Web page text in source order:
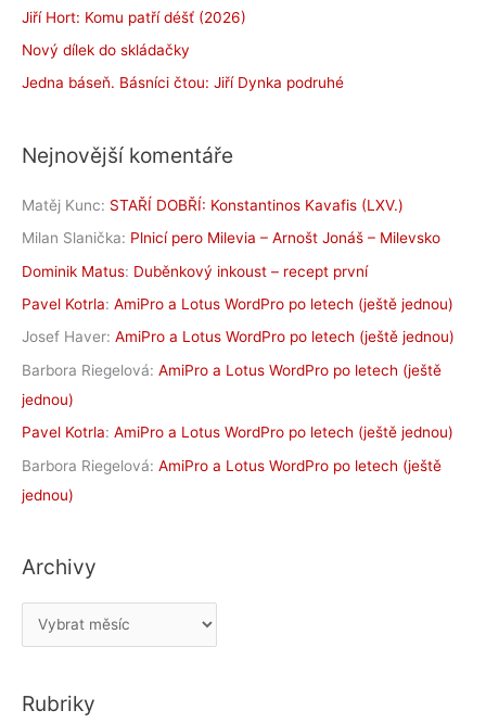
Jiří Hort: Komu patří déšť (2026)
Nový dílek do skládačky
Jedna báseň. Básníci čtou: Jiří Dynka podruhé
Nejnovější komentáře
Matěj Kunc: STAŘÍ DOBŘÍ: Konstantinos Kavafis (LXV.)
Milan Slanička: Plnicí pero Milevia – Arnošt Jonáš – Milevsko
Dominik Matus: Duběnkový inkoust – recept první
Pavel Kotrla: AmiPro a Lotus WordPro po letech (ještě jednou)
Josef Haver: AmiPro a Lotus WordPro po letech (ještě jednou)
Barbora Riegelová: AmiPro a Lotus WordPro po letech (ještě
jednou)
Pavel Kotrla: AmiPro a Lotus WordPro po letech (ještě jednou)
Barbora Riegelová: AmiPro a Lotus WordPro po letech (ještě
jednou)
Archivy
r
h
Rubriky